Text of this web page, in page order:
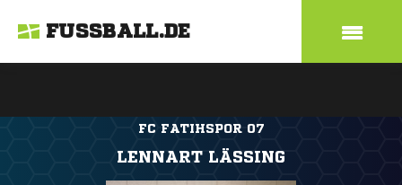
FUSSBALL.DE
FC FATIHSPOR 07
LENNART LÄSSING